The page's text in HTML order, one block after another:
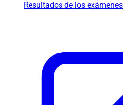
Resultados de los exámenes